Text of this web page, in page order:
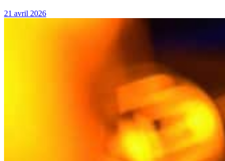
21 avril 2026